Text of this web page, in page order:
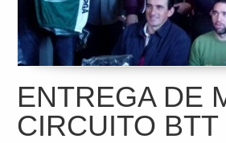
ENTREGA DE
CIRCUITO